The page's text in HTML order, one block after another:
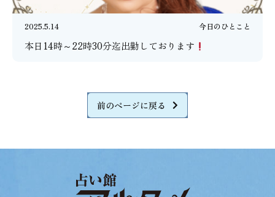
2025.5.14 今日のひとこと
本日14時～22時30分迄出勤しております
前のページに戻る